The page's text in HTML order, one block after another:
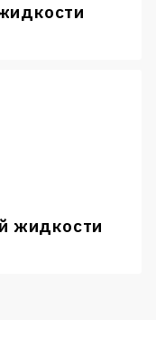
жидкости